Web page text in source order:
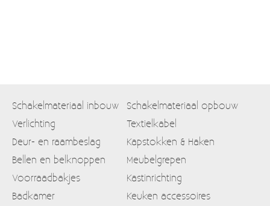
Schakelmateriaal inbouw
Schakelmateriaal opbouw
Verlichting
Textielkabel
Deur- en raambeslag
Kapstokken & Haken
Bellen en belknoppen
Meubelgrepen
Voorraadbakjes
Kastinrichting
Badkamer
Keuken accessoires